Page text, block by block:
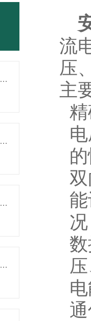
安科瑞光伏双向计量表：分布式光伏系统的 “电能管家”
安科瑞电气防火限流式保护器在小型人员密集场所中的应用
蛙跳算法驱动，重塑电动汽车有序充电革新路径
安科瑞电子式直流电能表在充电桩行业中的应用
流
压
主